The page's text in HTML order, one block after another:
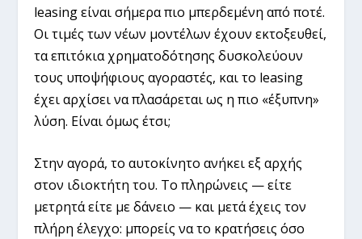
leasing είναι σήμερα πιο μπερδεμένη από ποτέ.
Οι τιμές των νέων μοντέλων έχουν εκτοξευθεί,
τα επιτόκια χρηματοδότησης δυσκολεύουν
τους υποψήφιους αγοραστές, και το leasing
έχει αρχίσει να πλασάρεται ως η πιο «έξυπνη»
λύση. Είναι όμως έτσι;
Στην αγορά, το αυτοκίνητο ανήκει εξ αρχής
στον ιδιοκτήτη του. Το πληρώνεις — είτε
μετρητά είτε με δάνειο — και μετά έχεις τον
πλήρη έλεγχο: μπορείς να το κρατήσεις όσο